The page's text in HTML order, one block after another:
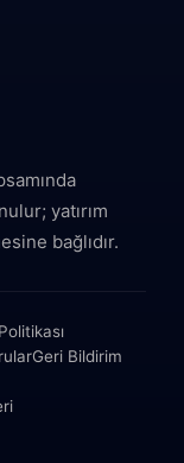
yatırım
bağlıdır.
Geri Bildirim